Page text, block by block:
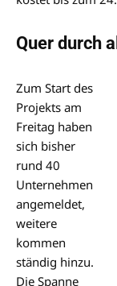
Quer durch
Zum Start des
Projekts am
Freitag haben
sich bisher
rund 40
Unternehmen
angemeldet,
weitere
kommen
ständig hinzu.
Die Spanne